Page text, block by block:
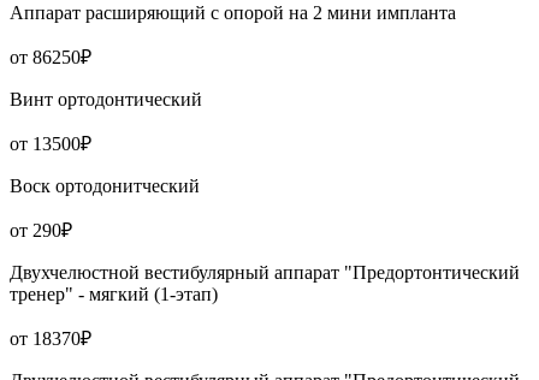
Аппарат расширяющий с опорой на 2 мини импланта
от 86250₽
Винт ортодонтический
от 13500₽
Воск ортодонитческий
от 290₽
Двухчелюстной вестибулярный аппарат "Предортонтический
тренер" - мягкий (1-этап)
от 18370₽